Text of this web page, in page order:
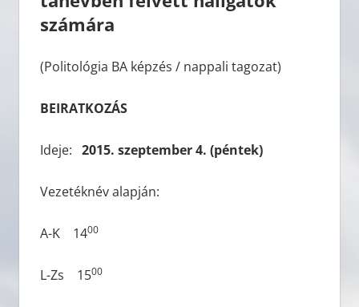
számára
(Politológia BA képzés / nappali tagozat)
BEIRATKOZÁS
Ideje: 2015. szeptember 4. (péntek)
Vezetéknév alapján:
A-K 1400
L-Zs 1500